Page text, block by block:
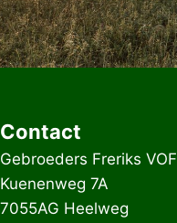
Contact
Gebroeders Freriks VOF
Kuenenweg 7A
7055AG Heelweg